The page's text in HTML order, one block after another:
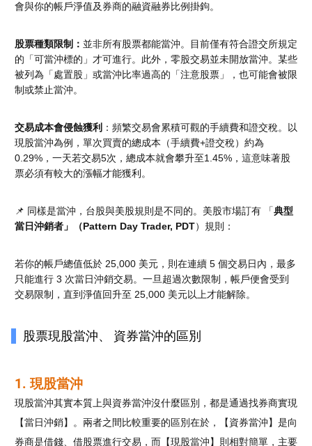
會與你的帳戶淨值及券商的融資融券比例掛鉤。
股票種類限制： 並非所有股票都能當沖。目前僅有符合證交所規定
的「可當沖標的」才可進行。此外，零股交易並未開放當沖。某些
被列為「處置股」或當沖比率過高的「注意股票」，也可能會被限
制或禁止當沖。
交易成本會侵蝕獲利 ：頻繁交易會累積可觀的手續費和證交稅。以
現股當沖為例，單次買賣的總成本（手續費+證交稅）約為
0.29%，一天若交易5次，總成本就會攀升至1.45%，這意味著股
票必須有較大的漲幅才能獲利。
📌 同樣是當沖，台股與美股規則是不同的。美股市場訂有 「典型
當日沖銷者」（Pattern Day Trader, PDT）規則：
若你的帳戶總值低於 25,000 美元，則在連續 5 個交易日內，最多
只能進行 3 次當日沖銷交易。 一旦超過次數限制，帳戶便會受到
交易限制，直到淨值回升至 25,000 美元以上才能解除。
股票現股當沖、 資券當沖的區別
1. 現股當沖
現股當沖其實本質上與資券當沖沒什麼區別，都是通過找券商實現
【當日沖銷】。兩者之間比較重要的區別在於，【資券當沖】是向
券商是借錢、借股票進行交易，而【現股當沖】則相對簡單，主要